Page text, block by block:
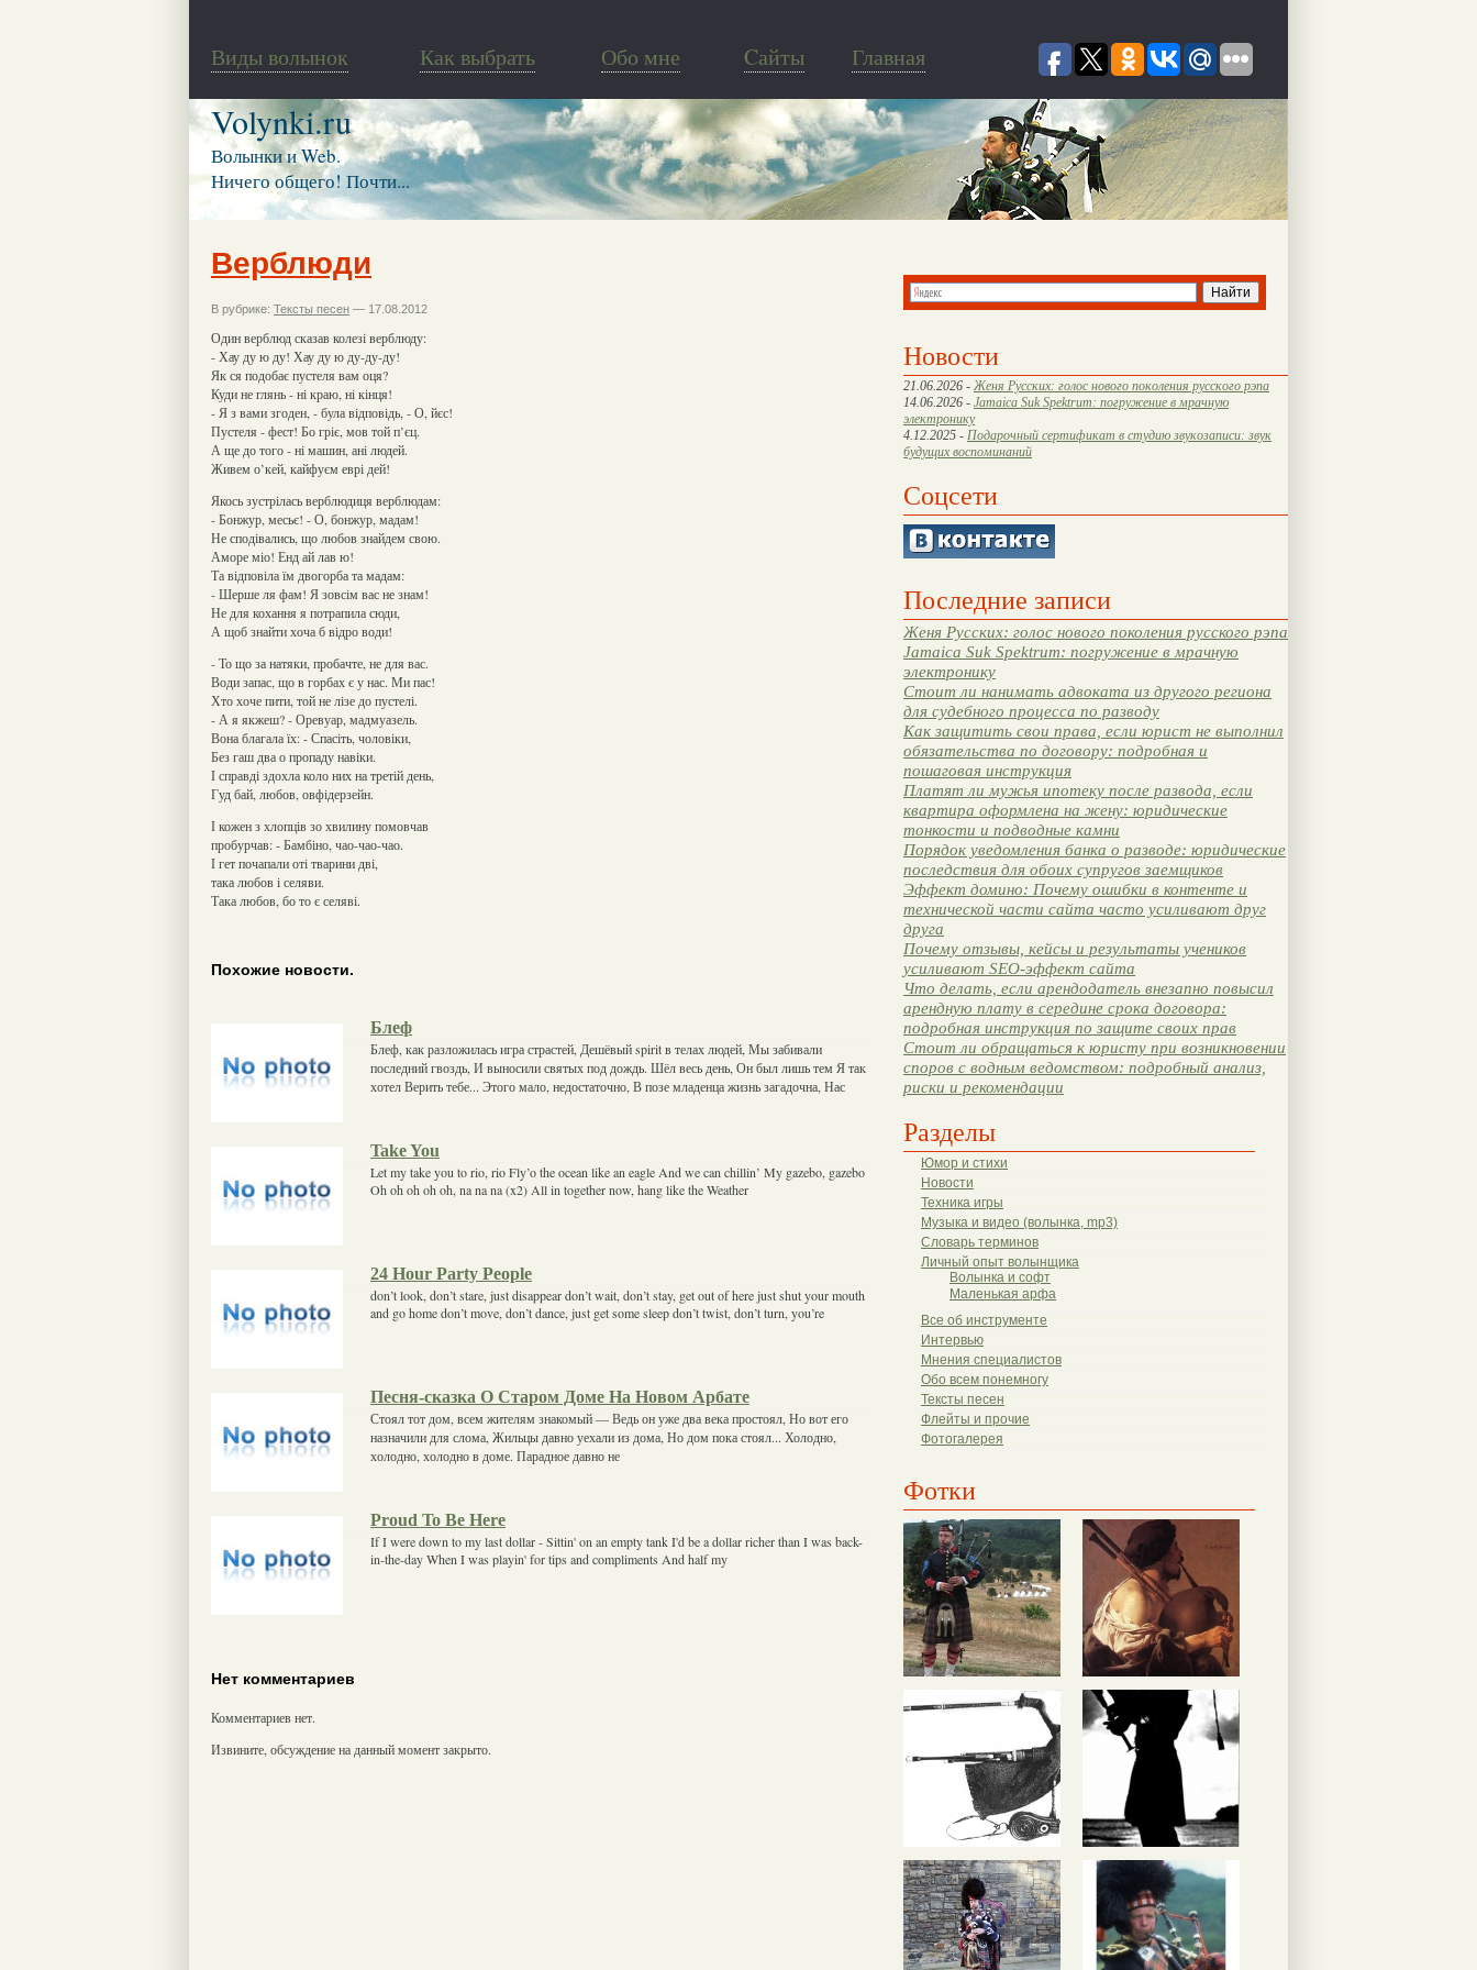
Виды волынок Как выбрать Обо мне Cайты Главная
Volynki.ru
Волынки и Web.
Ничего общего! Почти...
Новости
21.06.2026 - Женя Русских: голос нового поколения русского рэпа
14.06.2026 - Jamaica Suk Spektrum: погружение в мрачную
электронику
4.12.2025 - Подарочный сертификат в студию звукозаписи: звук
будущих воспоминаний
Соцсети
Последние записи
Женя Русских: голос нового поколения русского рэпа
Jamaica Suk Spektrum: погружение в мрачную
электронику
Стоит ли нанимать адвоката из другого региона
для судебного процесса по разводу
Как защитить свои права, если юрист не выполнил
обязательства по договору: подробная и
пошаговая инструкция
Платят ли мужья ипотеку после развода, если
квартира оформлена на жену: юридические
тонкости и подводные камни
Порядок уведомления банка о разводе: юридические
последствия для обоих супругов заемщиков
Эффект домино: Почему ошибки в контенте и
технической части сайта часто усиливают друг
друга
Почему отзывы, кейсы и результаты учеников
усиливают SEO-эффект сайта
Что делать, если арендодатель внезапно повысил
арендную плату в середине срока договора:
подробная инструкция по защите своих прав
Стоит ли обращаться к юристу при возникновении
споров с водным ведомством: подробный анализ,
риски и рекомендации
Разделы
Юмор и стихи
Новости
Техника игры
Музыка и видео (волынка, mp3)
Словарь терминов
Личный опыт волынщика
Волынка и софт
Маленькая арфа
Все об инструменте
Интервью
Мнения специалистов
Обо всем понемногу
Тексты песен
Флейты и прочие
Фотогалерея
Фотки
Верблюди
В рубрике: Тексты песен — 17.08.2012
Один верблюд сказав колезі верблюду:
- Хау ду ю ду! Хау ду ю ду-ду-ду!
Як ся подобає пустеля вам оця?
Куди не глянь - ні краю, ні кінця!
- Я з вами згоден, - була відповідь, - О, йєс!
Пустеля - фест! Бо гріє, мов той п’єц.
А ще до того - ні машин, ані людей.
Живем о’кей, кайфуєм еврі дей!
Якось зустрілась верблюдиця верблюдам:
- Бонжур, месьє! - О, бонжур, мадам!
Не сподівались, що любов знайдем свою.
Аморе міо! Енд ай лав ю!
Та відповіла їм двогорба та мадам:
- Шерше ля фам! Я зовсім вас не знам!
Не для кохання я потрапила сюди,
А щоб знайти хоча б відро води!
- То що за натяки, пробачте, не для вас.
Води запас, що в горбах є у нас. Ми пас!
Хто хоче пити, той не лізе до пустелі.
- А я якжеш? - Оревуар, мадмуазель.
Вона благала їх: - Спасіть, чоловіки,
Без гаш два о пропаду навіки.
І справді здохла коло них на третій день,
Гуд бай, любов, овфідерзейн.
І кожен з хлопців зо хвилину помовчав
пробурчав: - Бамбіно, чао-чао-чао.
І гет почапали оті тварини дві,
така любов і селяви.
Така любов, бо то є селяві.
Похожие новости.
Блеф
Блеф, как разложилась игра страстей, Дешёвый spirit в телах людей, Мы забивали
последний гвоздь, И выносили святых под дождь. Шёл весь день, Он был лишь тем Я так
хотел Верить тебе... Этого мало, недостаточно, В позе младенца жизнь загадочна, Нас
Take You
Let my take you to rio, rio Fly’o the ocean like an eagle And we can chillin’ My gazebo, gazebo
Oh oh oh oh oh, na na na (x2) All in together now, hang like the Weather
24 Hour Party People
don’t look, don’t stare, just disappear don’t wait, don’t stay, get out of here just shut your mouth
and go home don’t move, don’t dance, just get some sleep don’t twist, don’t turn, you’re
Песня-сказка О Старом Доме На Новом Арбате
Стоял тот дом, всем жителям знакомый — Ведь он уже два века простоял, Но вот его
назначили для слома, Жильцы давно уехали из дома, Но дом пока стоял... Холодно,
холодно, холодно в доме. Парадное давно не
Proud To Be Here
If I were down to my last dollar - Sittin' on an empty tank I'd be a dollar richer than I was back-
in-the-day When I was playin' for tips and compliments And half my
Нет комментариев
Комментариев нет.
Извините, обсуждение на данный момент закрыто.